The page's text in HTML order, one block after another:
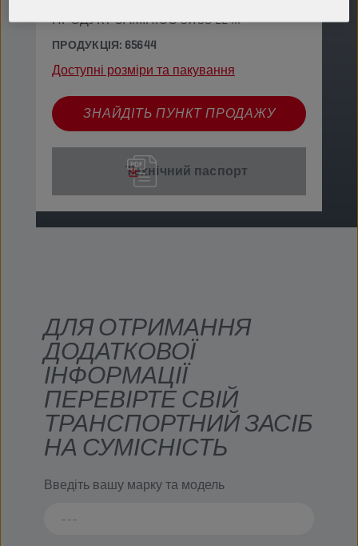
ПРОДУКТ ЗАМІНЮЄ 5W30 LL III
ПРОДУКЦІЯ: 65644
Доступні розміри та пакування
ЗНАЙДІТЬ ПУНКТ ПРОДАЖУ
Технічний паспорт
ДЛЯ ОТРИМАННЯ
ДОДАТКОВОЇ
ІНФОРМАЦІЇ
ПЕРЕВІРТЕ СВІЙ
ТРАНСПОРТНИЙ ЗАСІБ
НА СУМІСНІСТЬ
Введіть вашу марку та модель